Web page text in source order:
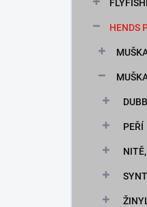
HENDS
PEŘÍ